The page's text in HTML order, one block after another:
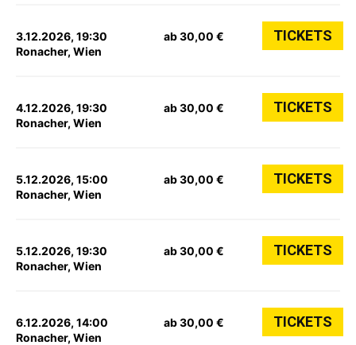
3.12.2026, 19:30
Ronacher, Wien
ab 30,00 € TICKETS
4.12.2026, 19:30
Ronacher, Wien
ab 30,00 € TICKETS
5.12.2026, 15:00
Ronacher, Wien
ab 30,00 € TICKETS
5.12.2026, 19:30
Ronacher, Wien
ab 30,00 € TICKETS
6.12.2026, 14:00
Ronacher, Wien
ab 30,00 € TICKETS